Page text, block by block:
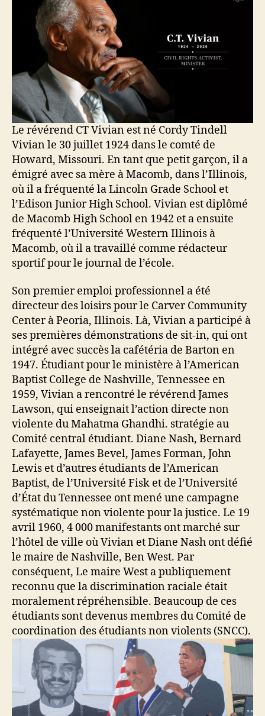
Le révérend CT Vivian est né Cordy Tindell
Vivian le 30 juillet 1924 dans le comté de
Howard, Missouri. En tant que petit garçon, il a
émigré avec sa mère à Macomb, dans l’Illinois,
où il a fréquenté la Lincoln Grade School et
l’Edison Junior High School. Vivian est diplômé
de Macomb High School en 1942 et a ensuite
fréquenté l’Université Western Illinois à
Macomb, où il a travaillé comme rédacteur
sportif pour le journal de l’école.
Son premier emploi professionnel a été
directeur des loisirs pour le Carver Community
Center à Peoria, Illinois. Là, Vivian a participé à
ses premières démonstrations de sit-in, qui ont
intégré avec succès la cafétéria de Barton en
1947. Étudiant pour le ministère à l’American
Baptist College de Nashville, Tennessee en
1959, Vivian a rencontré le révérend James
Lawson, qui enseignait l’action directe non
violente du Mahatma Ghandhi. stratégie au
Comité central étudiant. Diane Nash, Bernard
Lafayette, James Bevel, James Forman, John
Lewis et d’autres étudiants de l’American
Baptist, de l’Université Fisk et de l’Université
d’État du Tennessee ont mené une campagne
systématique non violente pour la justice. Le 19
avril 1960, 4 000 manifestants ont marché sur
l’hôtel de ville où Vivian et Diane Nash ont défié
le maire de Nashville, Ben West. Par
conséquent, Le maire West a publiquement
reconnu que la discrimination raciale était
moralement répréhensible. Beaucoup de ces
étudiants sont devenus membres du Comité de
coordination des étudiants non violents (SNCC).